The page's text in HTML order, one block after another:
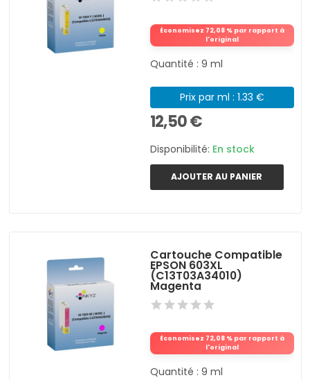
Économisez 72,08 % par rapport à
l'original
Quantité : 9 ml
Prix par ml : 1.33 €
12,50 €
Disponibilité: En stock
AJOUTER AU PANIER
Cartouche Compatible
EPSON 603XL
(C13T03A34010)
Magenta
Économisez 72,08 % par rapport à
l'original
Quantité : 9 ml